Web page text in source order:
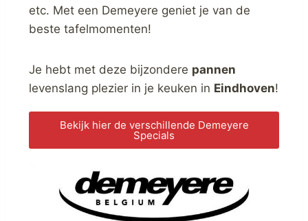
etc. Met een Demeyere geniet je van de
beste tafelmomenten!
Je hebt met deze bijzondere pannen
levenslang plezier in je keuken in Eindhoven!
Bekijk hier de verschillende Demeyere
Specials